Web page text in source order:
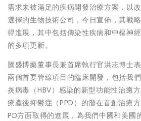
需求未被滿足的疾病開發治療方案，以
選擇的生物技術公司，今日宣佈，其戰
得進展，其中包括傳染性疾病和中樞神
的多項更新。
騰盛博藥董事長兼首席執行官洪志博士
兩個首要管線項目的臨床開發，包括我
炎病毒（HBV）感染的新型功能性治癒
療產後抑鬱症（PPD）的潛在首創治療
PD方面取得的進展，為我們中國和美國